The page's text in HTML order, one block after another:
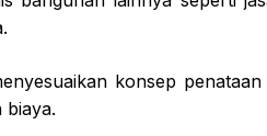
konsep
biaya.